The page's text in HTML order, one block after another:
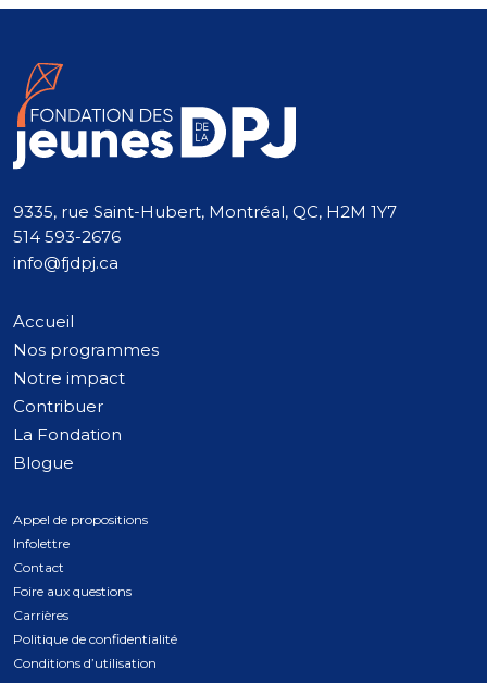
9335, rue Saint-Hubert, Montréal, QC, H2M 1Y7
514 593-2676
info@fjdpj.ca
Accueil
Nos programmes
Notre impact
Contribuer
La Fondation
Blogue
Appel de propositions
Infolettre
Contact
Foire aux questions
Carrières
Politique de confidentialité
Conditions d’utilisation